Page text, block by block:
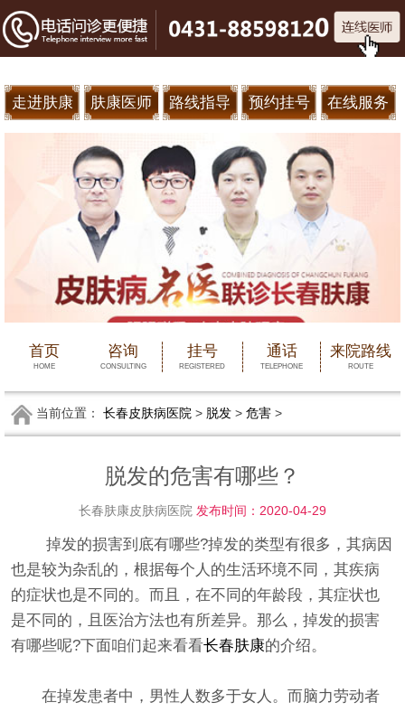
走进肤康 肤康医师 路线指导 预约挂号 在线服务
首页
HOME
咨询
CONSULTING
挂号
REGISTERED
通话
TELEPHONE
来院路线
ROUTE
当前位置： 长春皮肤病医院> 脱发> 危害>
脱发的危害有哪些？
长春肤康皮肤病医院 发布时间：2020-04-29
掉发的损害到底有哪些?掉发的类型有很多，其病因
也是较为杂乱的，根据每个人的生活环境不同，其疾病
的症状也是不同的。而且，在不同的年龄段，其症状也
是不同的，且医治方法也有所差异。那么，掉发的损害
有哪些呢?下面咱们起来看看长春肤康的介绍。
在掉发患者中，男性人数多于女人。而脑力劳动者